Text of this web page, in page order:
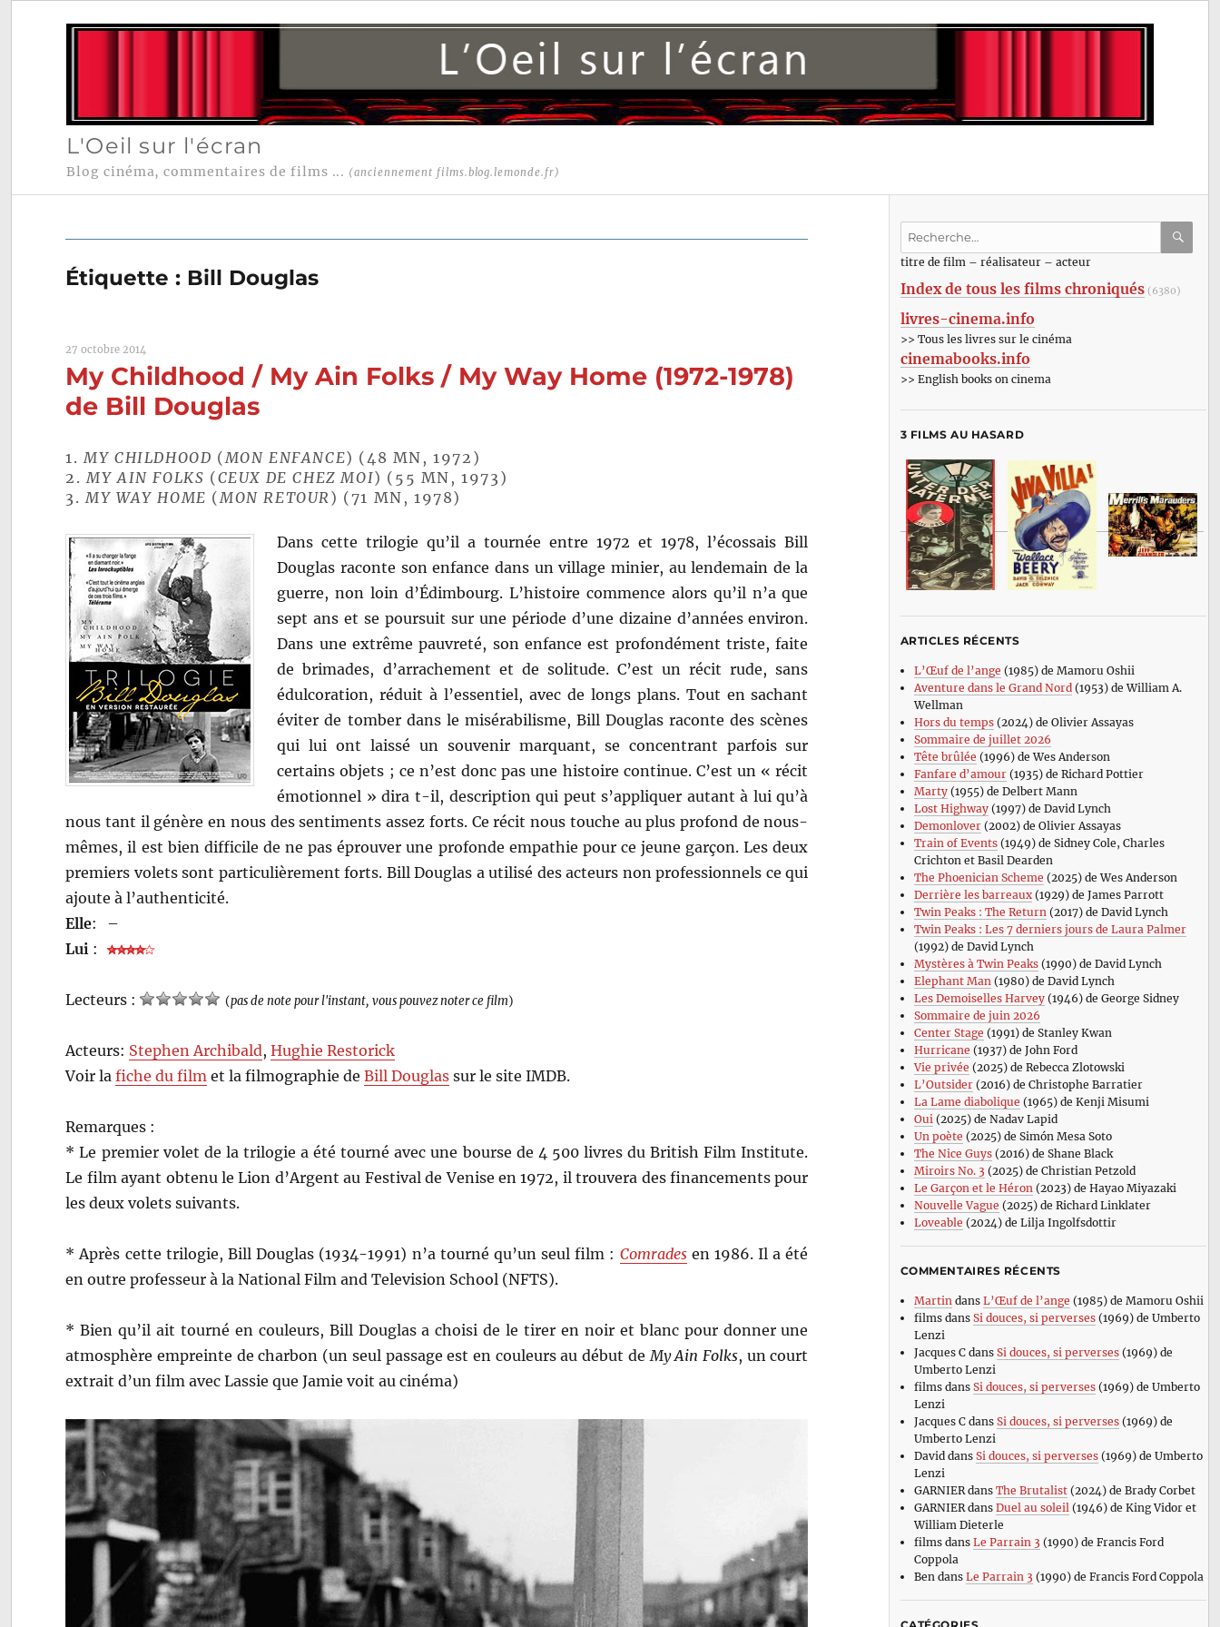
L'Oeil sur l'écran
Blog cinéma, commentaires de films ... (anciennement films.blog.lemonde.fr)
Étiquette : Bill Douglas
27 octobre 2014
My Childhood / My Ain Folks / My Way Home (1972-1978)
de Bill Douglas
1. MY CHILDHOOD ( MON ENFANCE) (48 MN, 1972)
2. MY AIN FOLKS (CEUX DE CHEZ MOI) (55 MN, 1973)
3. MY WAY HOME ( MON RETOUR ) (71 MN, 1978)
Dans cette trilogie qu’il a tournée entre 1972 et 1978, l’écossais Bill
Douglas raconte son enfance dans un village minier, au lendemain de la
guerre, non loin d’Édimbourg. L’histoire commence alors qu’il n’a que
sept ans et se poursuit sur une période d’une dizaine d’années environ.
Dans une extrême pauvreté, son enfance est profondément triste, faite
de brimades, d’arrachement et de solitude. C’est un récit rude, sans
édulcoration, réduit à l’essentiel, avec de longs plans. Tout en sachant
éviter de tomber dans le misérabilisme, Bill Douglas raconte des scènes
qui lui ont laissé un souvenir marquant, se concentrant parfois sur
certains objets ; ce n’est donc pas une histoire continue. C’est un « récit
émotionnel » dira t-il, description qui peut s’appliquer autant à lui qu’à
nous tant il génère en nous des sentiments assez forts. Ce récit nous touche au plus profond de nous-
mêmes, il est bien difficile de ne pas éprouver une profonde empathie pour ce jeune garçon. Les deux
premiers volets sont particulièrement forts. Bill Douglas a utilisé des acteurs non professionnels ce qui
ajoute à l’authenticité.
Elle:
–
Lui :
Lecteurs : (pas de note pour l'instant, vous pouvez noter ce film)
Acteurs: Stephen Archibald,Hughie Restorick
Voir lafiche du film et la filmographie deBill Douglas sur le site IMDB.
Remarques :
* Le premier volet de la trilogie a été tourné avec une bourse de 4 500 livres du British Film Institute.
Le film ayant obtenu le Lion d’Argent au Festival de Venise en 1972, il trouvera des financements pour
les deux volets suivants.
* Après cette trilogie, Bill Douglas (1934-1991) n’a tourné qu’un seul film : Comradesen 1986. Il a été
en outre professeur à la National Film and Television School (NFTS).
* Bien qu’il ait tourné en couleurs, Bill Douglas a choisi de le tirer en noir et blanc pour donner une
atmosphère empreinte de charbon (un seul passage est en couleurs au début de My Ain Folks, un court
extrait d’un film avec Lassie que Jamie voit au cinéma)
Recherche
:titre de film – réalisateur – acteur
Index de tous les films chroniqués (6380)
livres-cinema.info
>> Tous les livres sur le cinéma
cinemabooks.info
>> English books on cinema
3 FILMS AU HASARD
ARTICLES RÉCENTS
L’Œuf de l’ange (1985) de Mamoru Oshii
Aventure dans le Grand Nord(1953) de William A.
Wellman
Hors du temps(2024) de Olivier Assayas
Sommaire de juillet 2026
Tête brûlée (1996) de Wes Anderson
Fanfare d’amour(1935) de Richard Pottier
Marty(1955) de Delbert Mann
Lost Highway(1997) de David Lynch
Demonlover(2002) de Olivier Assayas
Train of Events(1949) de Sidney Cole, Charles
Crichton et Basil Dearden
The Phoenician Scheme (2025) de Wes Anderson
Derrière les barreaux(1929) de James Parrott
Twin Peaks : The Return(2017) de David Lynch
Twin Peaks : Les 7 derniers jours de Laura Palmer
(1992) de David Lynch
Mystères à Twin Peaks(1990) de David Lynch
Elephant Man(1980) de David Lynch
Les Demoiselles Harvey(1946) de George Sidney
Sommaire de juin 2026
Center Stage (1991) de Stanley Kwan
Hurricane (1937) de John Ford
Vie privée (2025) de Rebecca Zlotowski
L’Outsider(2016) de Christophe Barratier
La Lame diabolique (1965) de Kenji Misumi
Oui(2025) de Nadav Lapid
Un poète (2025) de Simón Mesa Soto
The Nice Guys(2016) de Shane Black
Miroirs No. 3 (2025) de Christian Petzold
Le Garçon et le Héron(2023) de Hayao Miyazaki
Nouvelle Vague (2025) de Richard Linklater
Loveable (2024) de Lilja Ingolfsdottir
COMMENTAIRES RÉCENTS
Martin dans L’Œuf de l’ange (1985) de Mamoru Oshii
filmsdans Si douces, si perverses(1969) de Umberto
Lenzi
Jacques Cdans Si douces, si perverses(1969) de
Umberto Lenzi
filmsdans Si douces, si perverses(1969) de Umberto
Lenzi
Jacques Cdans Si douces, si perverses(1969) de
Umberto Lenzi
David dans Si douces, si perverses(1969) de Umberto
Lenzi
GARNIERdans The Brutalist(2024) de Brady Corbet
GARNIERdans Duel au soleil (1946) de King Vidor et
William Dieterle
filmsdans Le Parrain 3 (1990) de Francis Ford
Coppola
Ben dans Le Parrain 3 (1990) de Francis Ford Coppola